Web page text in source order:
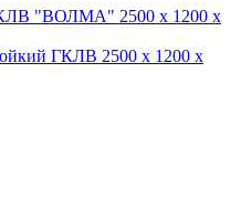
ГКЛВ 2500 x 1200 x